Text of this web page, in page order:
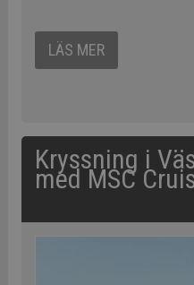
LÄS MER
Kryssning i
med MSC